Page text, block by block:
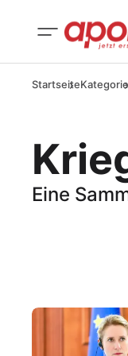
Startseite
Eine